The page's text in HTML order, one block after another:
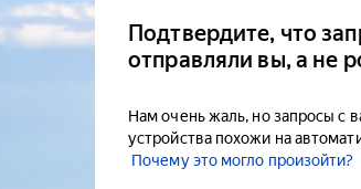
Подтвердите, что
отправляли вы, а не
Нам очень жаль, но запросы с
устройства похожи на
Почему это могло произойти?